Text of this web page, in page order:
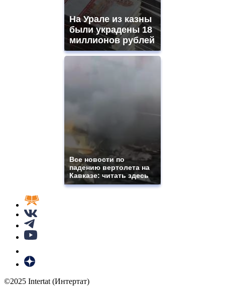
На Урале из казны
были украдены 18
миллионов рублей
Все новости по
падению вертолета на
Кавказе: читать здесь
©2025 Intertat (Интертат)